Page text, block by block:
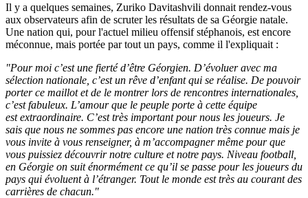
Il y a quelques semaines, Zuriko Davitashvili donnait rendez-vous
aux observateurs afin de scruter les résultats de sa Géorgie natale.
Une nation qui, pour l'actuel milieu offensif stéphanois, est encore
méconnue, mais portée par tout un pays, comme il l'expliquait :
"Pour moi c’est une fierté d’être Géorgien. D’évoluer avec ma
sélection nationale, c’est un rêve d’enfant qui se réalise. De pouvoir
porter ce maillot et de le montrer lors de rencontres internationales,
c’est fabuleux. L’amour que le peuple porte à cette équipe
est extraordinaire. C’est très important pour nous les joueurs. Je
sais que nous ne sommes pas encore une nation très connue mais je
vous invite à vous renseigner, à m’accompagner même pour que
vous puissiez découvrir notre culture et notre pays. Niveau football,
en Géorgie on suit énormément ce qu’il se passe pour les joueurs du
pays qui évoluent à l’étranger. Tout le monde est très au courant des
carrières de chacun."